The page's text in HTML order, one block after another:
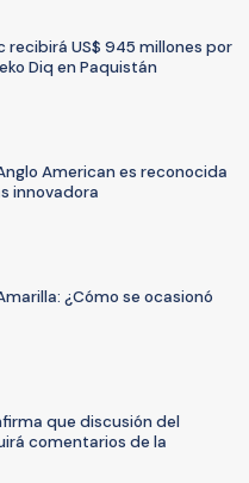
recibirá US$ 945 millones por
Diq en Paquistán
American es reconocida
innovadora
¿Cómo se ocasionó
que discusión del
comentarios de la